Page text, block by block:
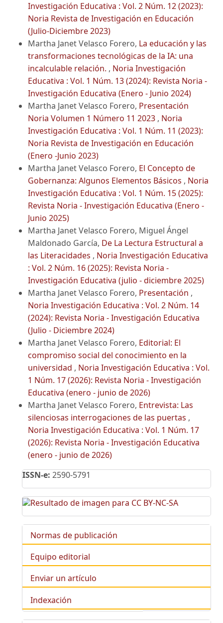
Investigación Educativa : Vol. 2 Núm. 12 (2023):
Noria Revista de Investigación en Educación
(Julio-Diciembre 2023)
Martha Janet Velasco Forero, La educación y las
transformaciones tecnológicas de la IA: una
incalculable relación. , Noria Investigación
Educativa : Vol. 1 Núm. 13 (2024): Revista Noria -
Investigación Educativa (Enero - Junio 2024)
Martha Janet Velasco Forero, Presentación
Noria Volumen 1 Número 11 2023 , Noria
Investigación Educativa : Vol. 1 Núm. 11 (2023):
Noria Revista de Investigación en Educación
(Enero -Junio 2023)
Martha Janet Velasco Forero, El Concepto de
Gobernanza: Algunos Elementos Básicos , Noria
Investigación Educativa : Vol. 1 Núm. 15 (2025):
Revista Noria - Investigación Educativa (Enero -
Junio 2025)
Martha Janet Velasco Forero, Miguel Ángel
Maldonado García, De La Lectura Estructural a
las Literacidades , Noria Investigación Educativa
: Vol. 2 Núm. 16 (2025): Revista Noria -
Investigación Educativa (julio - diciembre 2025)
Martha Janet Velasco Forero, Presentación ,
Noria Investigación Educativa : Vol. 2 Núm. 14
(2024): Revista Noria - Investigación Educativa
(Julio - Diciembre 2024)
Martha Janet Velasco Forero, Editorial: El
compromiso social del conocimiento en la
universidad , Noria Investigación Educativa : Vol.
1 Núm. 17 (2026): Revista Noria - Investigación
Educativa (enero - junio de 2026)
Martha Janet Velasco Forero, Entrevista: Las
silenciosas interrogaciones de las puertas ,
Noria Investigación Educativa : Vol. 1 Núm. 17
(2026): Revista Noria - Investigación Educativa
(enero - junio de 2026)
ISSN-e: 2590-5791
Normas de publicación
Equipo editorial
Enviar un artículo
Indexación